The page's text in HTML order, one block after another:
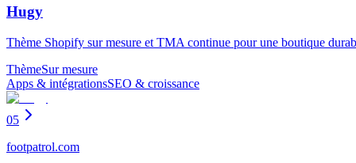
Hugy
Thème Shopify sur mesure et TMA continue pour une boutique
ThèmeSur mesure
Apps & intégrationsSEO & croissance
05
footpatrol.com